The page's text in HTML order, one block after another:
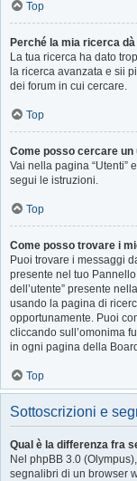
Top
Perché la mia ricerca
La tua ricerca ha dato
la ricerca avanzata e sii
dei forum in cui cercare.
Top
Come posso cercare un
Vai nella pagina “Utenti”
segui le istruzioni.
Top
Come posso trovare i
Puoi trovare i messaggi
presente nel tuo
dell’utente” presente
usando la pagina di
opportunamente. Puoi
cliccando sull’omonima
in ogni pagina della
Top
Sottoscrizioni e
Qual è la differenza fra
Nel phpBB 3.0
segnalibri di un browser